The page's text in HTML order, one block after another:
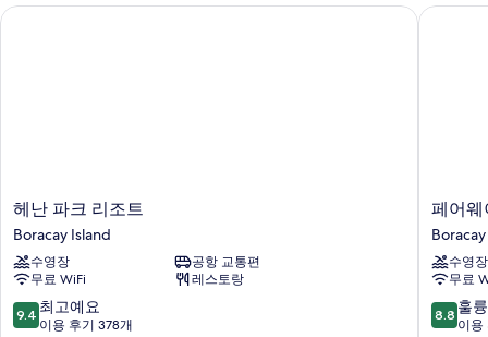
수
모
두
보
기
대
헤
난
파
크
리
조
트
헤난 파크 리조트
Boracay Island
수영장
공항 교통편
무료 WiFi
레스토랑
10
점
9.4 최고예요
이용 후기 378개
헤난 파크 리조트
페
어
웨
이
스
앤
드
페어웨
수영장
무료
10
점
8.8 훌
이용
페어웨